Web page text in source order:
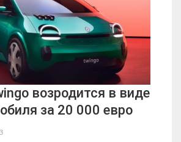
возродится в виде
за 20 000 евро